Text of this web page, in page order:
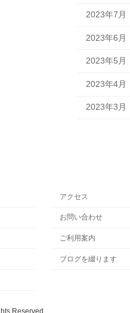
2023年7月
2023年6月
2023年5月
2023年4月
2023年3月
アクセス
お問い合わせ
ご利用案内
ブログを綴ります
Reserved.